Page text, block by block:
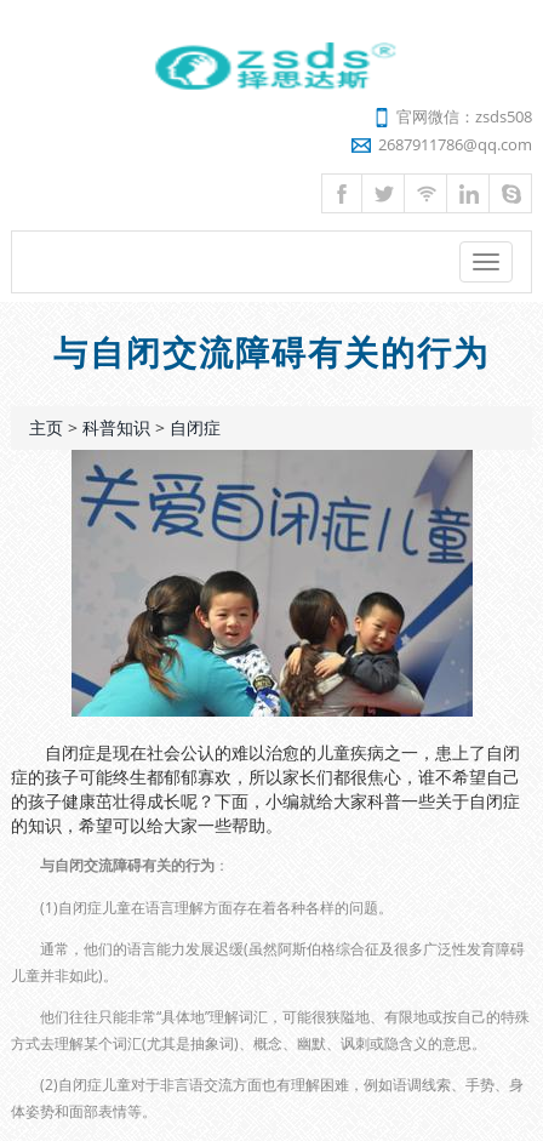
官网微信：zsds508
2687911786@qq.com
菜
单
与自闭交流障碍有关的行为
主页 > 科普知识 > 自闭症
自闭症是现在社会公认的难以治愈的儿童疾病之一，患上了自闭
症的孩子可能终生都郁郁寡欢，所以家长们都很焦心，谁不希望自己
的孩子健康茁壮得成长呢？下面，小编就给大家科普一些关于自闭症
的知识，希望可以给大家一些帮助。
与自闭交流障碍有关的行为 ：
(1)自闭症儿童在语言理解方面存在着各种各样的问题。
通常，他们的语言能力发展迟缓(虽然阿斯伯格综合征及很多广泛性发育障碍
儿童并非如此)。
他们往往只能非常“具体地”理解词汇，可能很狭隘地、有限地或按自己的特殊
方式去理解某个词汇(尤其是抽象词)、概念、幽默、讽刺或隐含义的意思。
(2)自闭症儿童对于非言语交流方面也有理解困难，例如语调线索、手势、身
体姿势和面部表情等。